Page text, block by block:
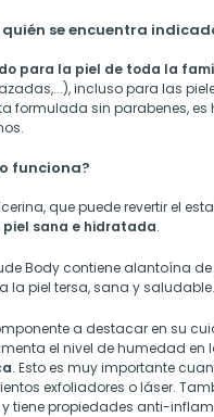
quién se encuentra
para la piel de toda la
incluso para las
formulada sin parabenes, es
funciona?
que puede revertir el
piel sana e hidratada.
Body contiene alantoína
la piel tersa, sana y saludable.
a destacar en su
el nivel de humedad en
. Esto es muy importante
exfoliadores o láser.
y tiene propiedades anti-